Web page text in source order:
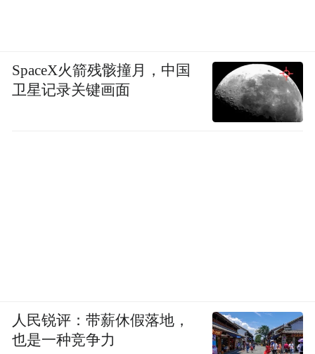
SpaceX火箭残骸撞月，中国
卫星记录关键画面
人民锐评：带薪休假落地，
也是一种竞争力